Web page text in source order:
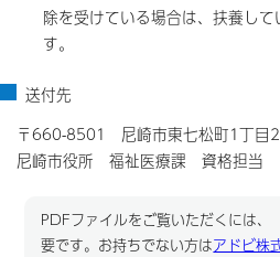
除を受けている場合は、扶養し
す。
送付先
〒660-8501 尼崎市東七松町1丁目
尼崎市役所 福祉医療課 資格担当
PDFファイルをご覧いただくには
要です。お持ちでない方はアドビ株